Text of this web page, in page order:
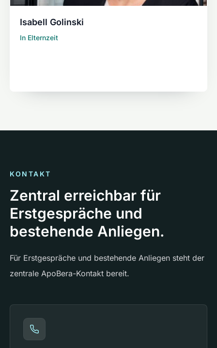
Isabell Golinski
In Elternzeit
KONTAKT
Zentral erreichbar für
Erstgespräche und
bestehende Anliegen.
Für Erstgespräche und bestehende Anliegen steht der
zentrale ApoBera-Kontakt bereit.